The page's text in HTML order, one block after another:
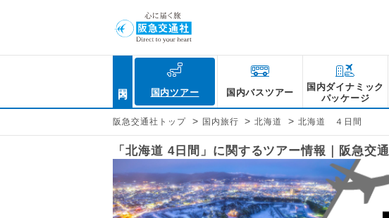
国内ツアー 国内バスツアー
国内ダイナミック
パッケージ
阪急交通社トップ > 国内旅行 > 北海道 > 北海道 ４日間
「北海道 4日間」に関するツアー情報｜阪急交